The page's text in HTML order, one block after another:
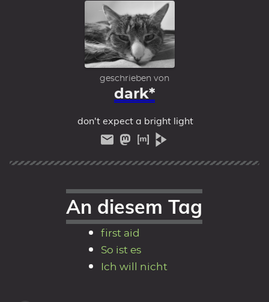
geschrieben von
dark*
don't expect a bright light
An diesem Tag
first aid
So ist es
Ich will nicht